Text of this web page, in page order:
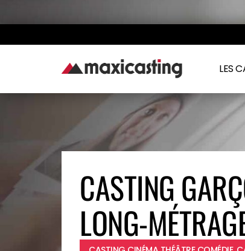
LES
CASTING
LONG-